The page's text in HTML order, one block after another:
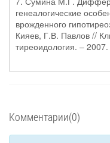
генеалогические
врожденного
Кияев, Г.В. Павлов //
тиреоидология. –
Комментарии(0)